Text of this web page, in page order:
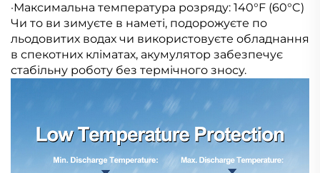
·Максимальна температура розряду: 140°F (60°C)
Чи то ви зимуєте в наметі, подорожуєте по
льодовитих водах чи використовуєте обладнання
в спекотних кліматах, акумулятор забезпечує
стабільну роботу без термічного зносу.